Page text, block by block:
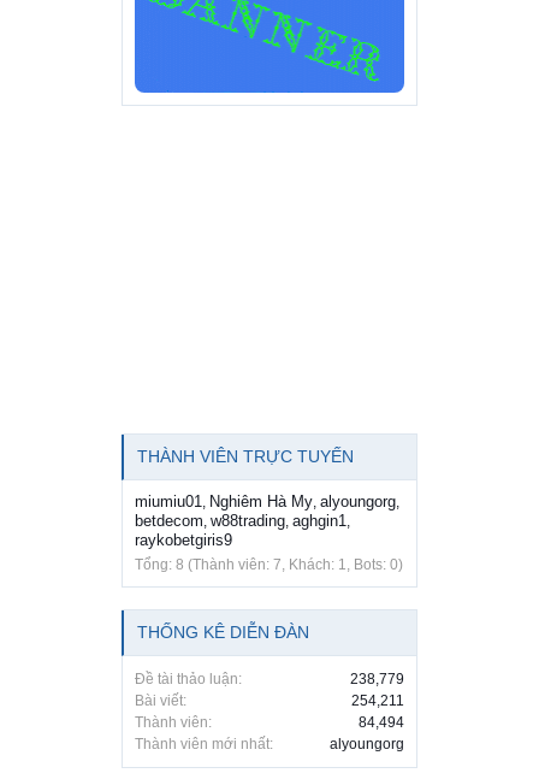
THÀNH VIÊN TRỰC TUYẾN
miumiu01 Nghiêm Hà My alyoungorg
betdecom w88trading aghgin1
raykobetgiris9
Tổng: 8 (Thành viên: 7, Khách: 1, Bots: 0)
THỐNG KÊ DIỄN ĐÀN
Đề tài thảo luận:
238,779
Bài viết:
254,211
Thành viên:
84,494
Thành viên mới nhất:
alyoungorg